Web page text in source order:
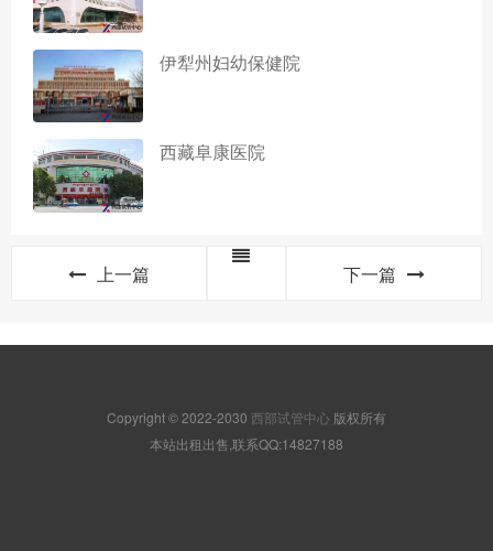
伊犁州妇幼保健院
西藏阜康医院
上一篇 下一篇
Copyright © 2022-2030 西部试管中心 版权所有
本站出租出售,联系QQ:14827188